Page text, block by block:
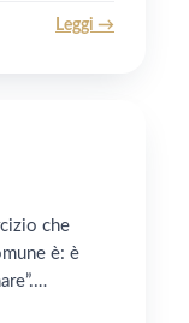
Leggi →
che
è: è